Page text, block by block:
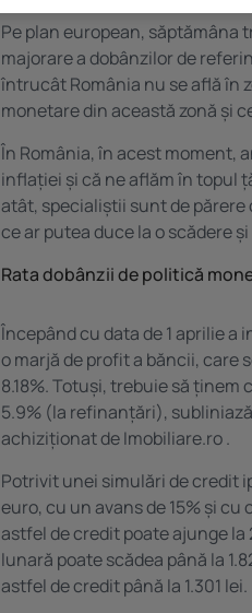
Pe plan european, săptămâna
majorare a dobânzilor de
întrucât România nu se află în
monetare din această zonă și
În România, în acest moment,
inflației și că ne aflăm în topul
atât, specialiștii sunt de
ce ar putea duce la o scădere
Rata dobânzii de politică
Începând cu data de 1 aprilie a
o marjă de profit a băncii, care
8.18%. Totuși, trebuie să
5.9% (la refinanțări),
achiziționat de Imobiliare.ro .
Potrivit unei simulări de credit
euro, cu un avans de 15% și
astfel de credit poate ajunge la
lunară poate scădea până la
astfel de credit până la 1.301 lei.